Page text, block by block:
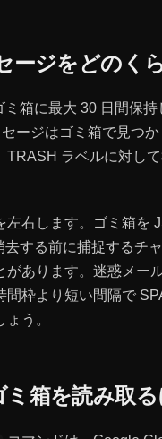
ージをどのく
箱に最大 30 日間保持
ージはゴミ箱で見つ
ラベルに対し
右します。ゴミ箱を
する前に捕捉するチ
があります。迷惑メー
枠より短い間隔で
う。
箱を読み取る